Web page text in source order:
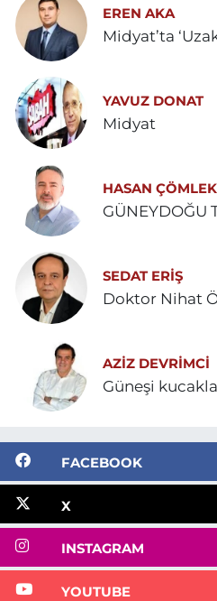
EREN AKA
Midyat’ta
YAVUZ DONAT
Midyat
HASAN
GÜNEYDOĞU
SEDAT ERİŞ
AZIZ DEVRIMCI
Güneşi
FACEBOOK
X
INSTAGRAM
YOUTUBE